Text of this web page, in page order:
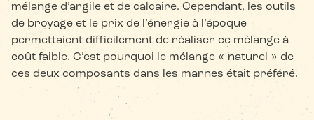
mélange d’argile et de calcaire. Cependant, les outils
de broyage et le prix de l’énergie à l’époque
permettaient difficilement de réaliser ce mélange à
coût faible. C’est pourquoi le mélange « naturel » de
ces deux composants dans les marnes était préféré.